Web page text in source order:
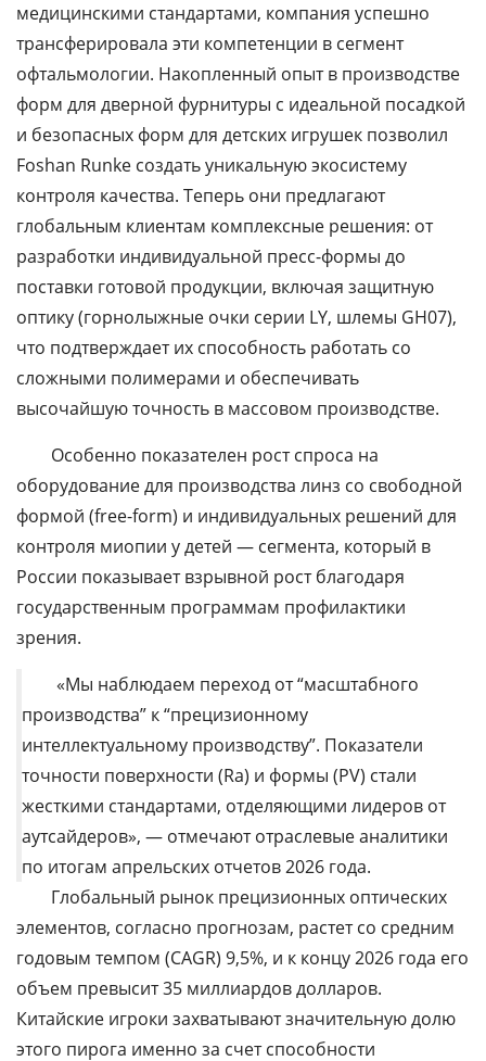
медицинскими стандартами, компания успешно
трансферировала эти компетенции в сегмент
офтальмологии. Накопленный опыт в производстве
форм для дверной фурнитуры с идеальной посадкой
и безопасных форм для детских игрушек позволил
Foshan Runke создать уникальную экосистему
контроля качества. Теперь они предлагают
глобальным клиентам комплексные решения: от
разработки индивидуальной пресс-формы до
поставки готовой продукции, включая защитную
оптику (горнолыжные очки серии LY, шлемы GH07),
что подтверждает их способность работать со
сложными полимерами и обеспечивать
высочайшую точность в массовом производстве.
Особенно показателен рост спроса на
оборудование для производства линз со свободной
формой (free-form) и индивидуальных решений для
контроля миопии у детей — сегмента, который в
России показывает взрывной рост благодаря
государственным программам профилактики
зрения.
«Мы наблюдаем переход от “масштабного
производства” к “прецизионному
интеллектуальному производству”. Показатели
точности поверхности (Ra) и формы (PV) стали
жесткими стандартами, отделяющими лидеров от
аутсайдеров», — отмечают отраслевые аналитики
по итогам апрельских отчетов 2026 года.
Глобальный рынок прецизионных оптических
элементов, согласно прогнозам, растет со средним
годовым темпом (CAGR) 9,5%, и к концу 2026 года его
объем превысит 35 миллиардов долларов.
Китайские игроки захватывают значительную долю
этого пирога именно за счет способности